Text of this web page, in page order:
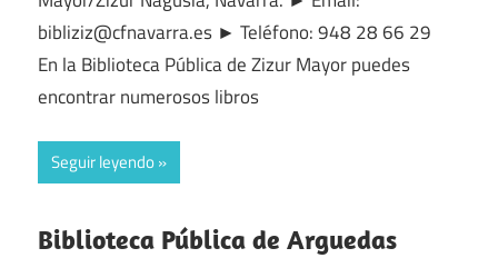
bibliziz@cfnavarra.es ► Teléfono: 948 28 66 29
En la Biblioteca Pública de Zizur Mayor puedes
encontrar numerosos libros
Seguir leyendo
Biblioteca Pública de Arguedas